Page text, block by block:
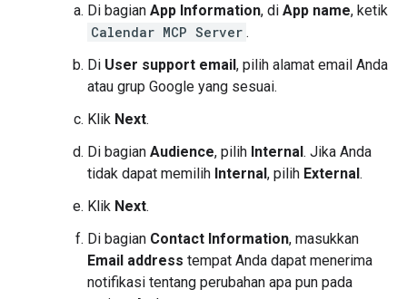
Di bagian App Information, di App name, ketik
Calendar MCP Server .
Di User support email, pilih alamat email Anda
atau grup Google yang sesuai.
Klik Next.
Di bagian Audience, pilih Internal. Jika Anda
tidak dapat memilih Internal, pilih External.
Klik Next.
Di bagian Contact Information, masukkan
Email address tempat Anda dapat menerima
notifikasi tentang perubahan apa pun pada